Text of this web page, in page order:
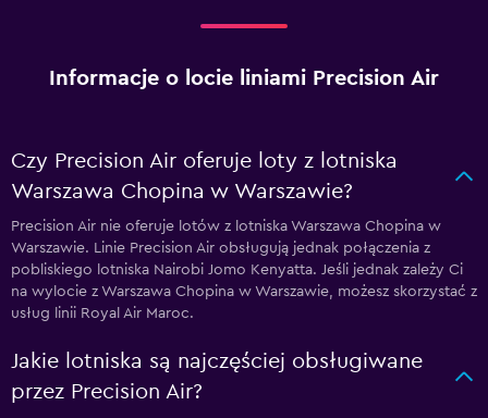
Informacje o locie liniami Precision Air
Czy Precision Air oferuje loty z lotniska
Warszawa Chopina w Warszawie?
Precision Air nie oferuje lotów z lotniska Warszawa Chopina w
Warszawie. Linie Precision Air obsługują jednak połączenia z
pobliskiego lotniska Nairobi Jomo Kenyatta. Jeśli jednak zależy Ci
na wylocie z Warszawa Chopina w Warszawie, możesz skorzystać z
usług linii Royal Air Maroc.
Jakie lotniska są najczęściej obsługiwane
przez Precision Air?